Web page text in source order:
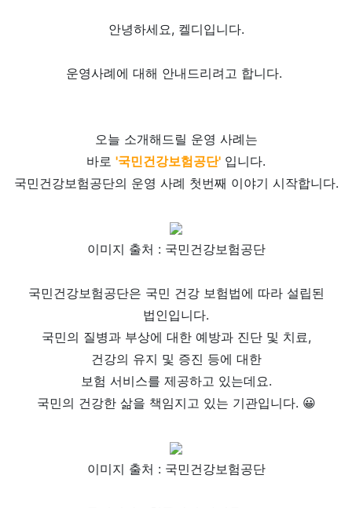
안녕하세요, 켈디입니다.
운영사례에 대해 안내드리려고 합니다.
오늘 소개해드릴 운영 사례는
바로 '국민건강보험공단' 입니다.
국민건강보험공단의 운영 사례 첫번째 이야기 시작합니다.
이미지 출처 : 국민건강보험공단
국민건강보험공단은 국민 건강 보험법에 따라 설립된
법인입니다.
국민의 질병과 부상에 대한 예방과 진단 및 치료,
건강의 유지 및 증진 등에 대한
보험 서비스를 제공하고 있는데요.
국민의 건강한 삶을 책임지고 있는 기관입니다. 😀
이미지 출처 : 국민건강보험공단